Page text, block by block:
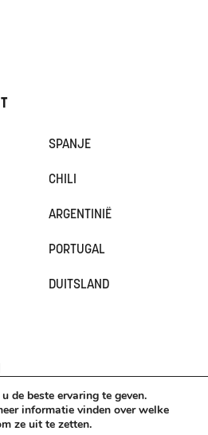
SPANJE
CHILI
ARGENTINIË
PORTUGAL
DUITSLAND
de beste ervaring te geven.
informatie vinden over welke
ze uit te zetten.